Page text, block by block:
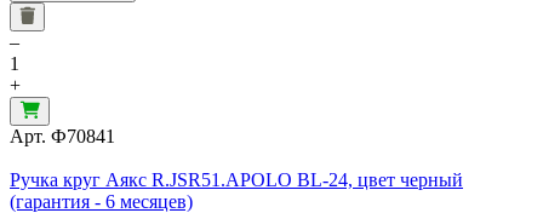
–
1
+
Арт. Ф70841
Ручка круг Аякс R.JSR51.APOLO BL-24, цвет черный
(гарантия - 6 месяцев)